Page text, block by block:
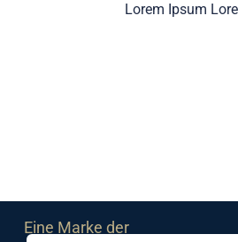
Lorem Ipsum
Eine Marke der